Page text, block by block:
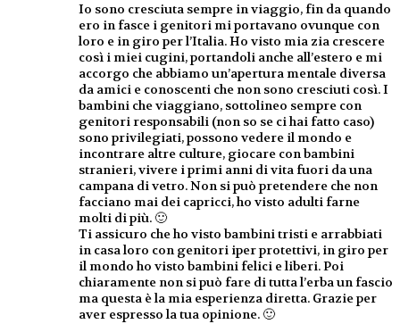
Io sono cresciuta sempre in viaggio, fin da quando
ero in fasce i genitori mi portavano ovunque con
loro e in giro per l’Italia. Ho visto mia zia crescere
così i miei cugini, portandoli anche all’estero e mi
accorgo che abbiamo un’apertura mentale diversa
da amici e conoscenti che non sono cresciuti così. I
bambini che viaggiano, sottolineo sempre con
genitori responsabili (non so se ci hai fatto caso)
sono privilegiati, possono vedere il mondo e
incontrare altre culture, giocare con bambini
stranieri, vivere i primi anni di vita fuori da una
campana di vetro. Non si può pretendere che non
facciano mai dei capricci, ho visto adulti farne
molti di più. 🙂
Ti assicuro che ho visto bambini tristi e arrabbiati
in casa loro con genitori iper protettivi, in giro per
il mondo ho visto bambini felici e liberi. Poi
chiaramente non si può fare di tutta l’erba un fascio
ma questa è la mia esperienza diretta. Grazie per
aver espresso la tua opinione. 🙂